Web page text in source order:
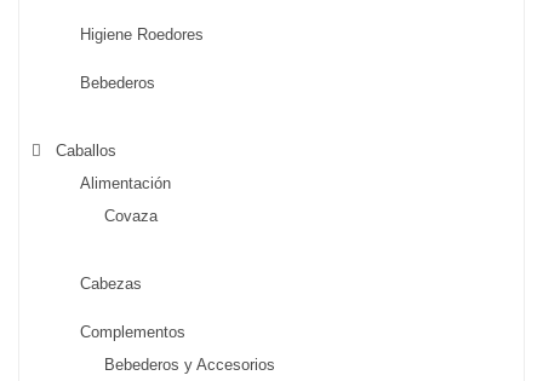
Higiene Roedores
Bebederos
Caballos
Alimentación
Covaza
Cabezas
Complementos
Bebederos y Accesorios